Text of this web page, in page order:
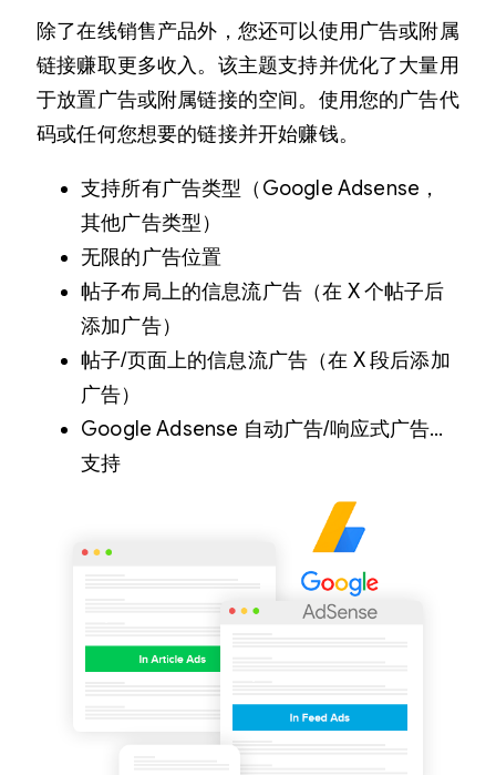
除了在线销售产品外，您还可以使用广告或附属
链接赚取更多收入。该主题支持并优化了大量用
于放置广告或附属链接的空间。使用您的广告代
码或任何您想要的链接并开始赚钱。
支持所有广告类型（Google Adsense，
其他广告类型）
无限的广告位置
帖子布局上的信息流广告（在 X 个帖子后
添加广告）
帖子/页面上的信息流广告（在 X 段后添加
广告）
Google Adsense 自动广告/响应式广告…
支持